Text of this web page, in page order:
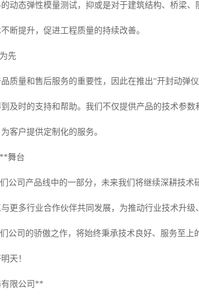
动态弹性模量测试，抑或是对于建筑结构、桥梁
断提升，促进工程质量的持续改善。
先
质量和售后服务的重要性，因此在推出“开封动弹
及时的支持和帮助。我们不仅提供产品的技术参
客户提供定制化的服务。
舞台
公司产品线中的一部分，未来我们将继续深耕技
更多行业合作伙伴共同发展，为推动行业技术升级
公司的骄傲之作，将始终秉承技术良好、服务至
天！
限公司**